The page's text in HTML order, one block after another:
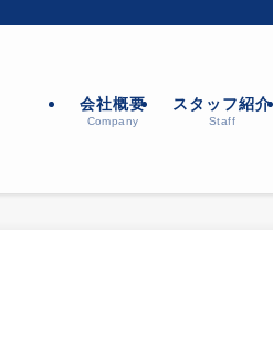
会社概要
Company
スタッフ紹介
Staff